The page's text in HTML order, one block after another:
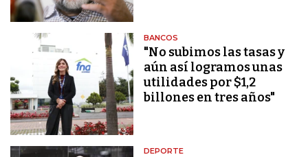
BANCOS
"No subimos las tasas y
aún así logramos unas
utilidades por $1,2
billones en tres años"
DEPORTE